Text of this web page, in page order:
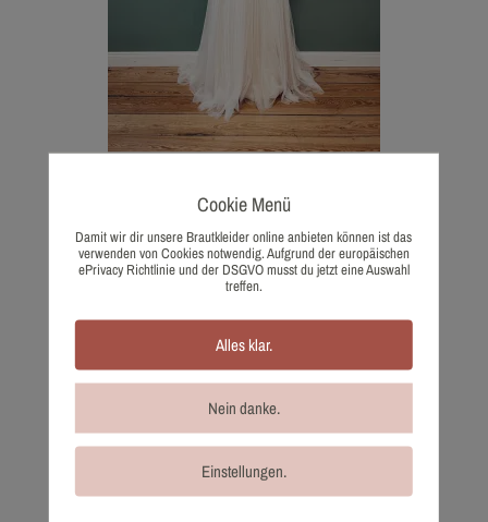
1.250,00€
Wunschliste
Cookie Menü
Damit wir dir unsere Brautkleider online anbieten können ist das
verwenden von Cookies notwendig. Aufgrund der europäischen
ePrivacy Richtlinie und der DSGVO musst du jetzt eine Auswahl
treffen.
Alles klar.
Nein danke.
Einstellungen.